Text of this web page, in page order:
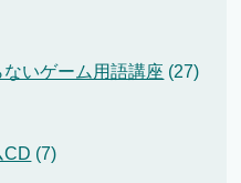
いゲーム用語講座 (27)
CD (7)